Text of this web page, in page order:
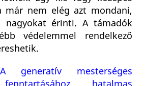
már nem elég azt mondani,
nagyokat érinti. A támadók
védelemmel rendelkező
mesterséges